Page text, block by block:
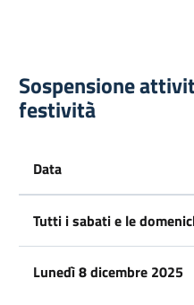
Sospensione
festività
Data
Tutti i sabati e le
Lunedì 8 dicembre 2025